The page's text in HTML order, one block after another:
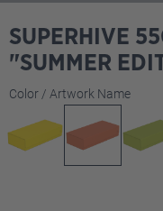
SUPERHIVE
"SUMMER
Seleccione
Color / Artwork Name